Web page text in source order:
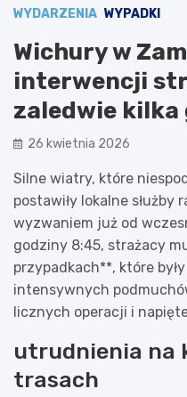
WYDARZENIA WYPADKI
Wichury w
interwencji
zaledwie kilka
26 kwietnia 2026
Silne wiatry, które
postawiły lokalne służby
wyzwaniem już od
godziny 8:45, strażacy
przypadkach**, które
intensywnych
licznych operacji i
utrudnienia na
trasach